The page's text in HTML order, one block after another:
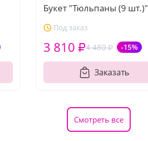
Букет "Тюльпаны (9 шт.)"
Под заказ
4 480 ₽ -15%
3 810 ₽
Заказать
Смотреть все